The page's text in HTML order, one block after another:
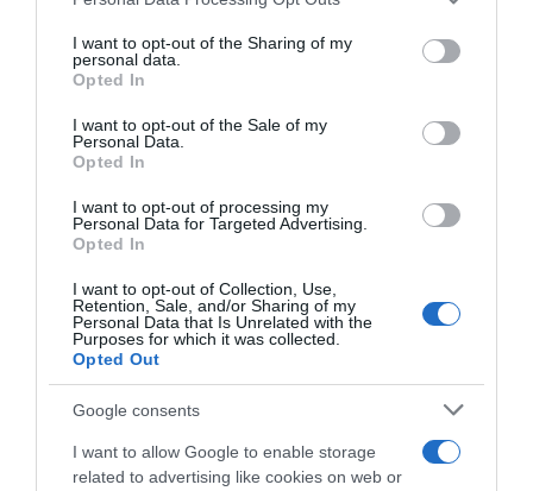
not limited to your visit or usage behaviour. You may click to
grant or deny consent to Google and its third-party tags to
use your data for below specified purposes in below Google
consent section.
I want to opt-out of the Sharing of my
personal data.
Opted In
I want to opt-out of the Sale of my
Personal Data.
Opted In
I want to opt-out of processing my
Personal Data for Targeted Advertising.
Opted In
I want to opt-out of Collection, Use,
Retention, Sale, and/or Sharing of my
Personal Data that Is Unrelated with the
Purposes for which it was collected.
Opted Out
Google consents
I want to allow Google to enable storage
related to advertising like cookies on web or
LIFESTYLE
Μαρία Κορινθίου – Γιώργος Καραθανάσης:
Πιο ερωτευμένο από ποτέ το ζευγάρι – Η
ρομαντική βόλτα με σκάφος στην Ακτή
Αμάλφι
Ζουν τον έρωτά τους
20.08.2025 - 11:24